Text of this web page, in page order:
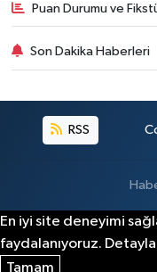
Puan Durumu ve
Son Dakika Haberleri
RSS
En iyi site deneyimi
faydalanıyoruz.
Tamam